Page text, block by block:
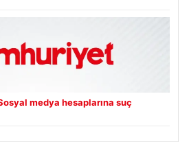
medya hesaplarına suç